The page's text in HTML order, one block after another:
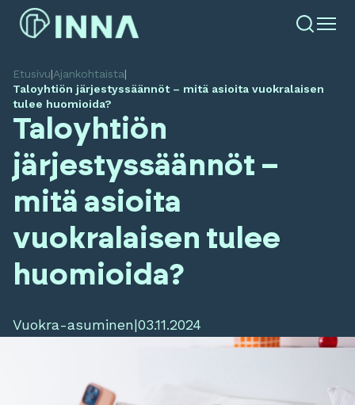
Etusivu|Ajankohtaista|
Taloyhtiön järjestyssäännöt – mitä asioita vuokralaisen
tulee huomioida?
Taloyhtiön
järjestyssäännöt –
mitä asioita
vuokralaisen tulee
huomioida?
Vuokra-asuminen|03.11.2024